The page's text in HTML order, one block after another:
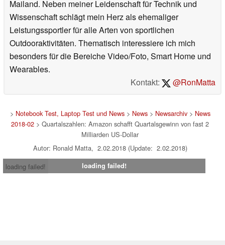
Tätigkeit arbeitete ich als gelernter Netzwerktechniker und
Fotograf unter anderem in der Planung und Projektierung
von Firmennetzwerken sowie als Modefotograf in
Mailand. Neben meiner Leidenschaft für Technik und
Wissenschaft schlägt mein Herz als ehemaliger
Leistungssportler für alle Arten von sportlichen
Outdooraktivitäten. Thematisch interessiere ich mich
Wearables.
Kontakt:
@RonMatta
Notebook Test, Laptop Test und News > News Newsarchiv
2018-02> Quartalszahlen: Amazon schafft Quartalsgewinn von fast 2
Milliarden US-Dollar